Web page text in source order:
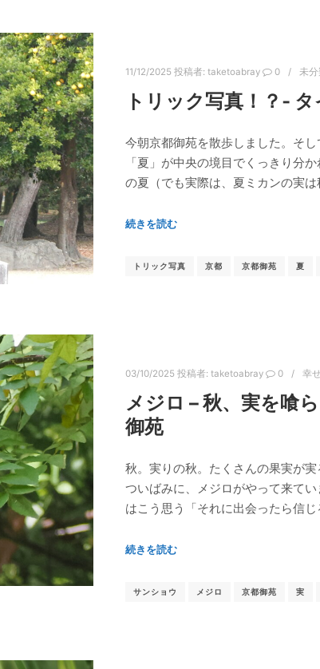
11/12/2025 投稿者: taketoabray 0 未
トリック写真！？‐
今朝京都御苑を散歩しました。そ
「夏」が中央の境目でくっきり
の夏（でも実際は、夏ミカンの実
続きを読む
トリック写真 京都 京都御苑 夏
03/10/2025 投稿者: taketoabray 0 幸
メジロ – 秋、実を喰
御苑
秋。実りの秋。たくさんの果実が
ついばみに、メジロがやって来て
はこう思う「それに出会ったら信
続きを読む
サンショウ メジロ 京都御苑 実